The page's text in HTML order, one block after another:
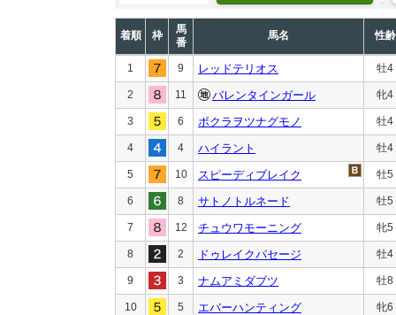
着順 枠
馬
番
馬名 性齢
1 9 レッドテリオス 牡4
2 11 バレンタインガール 牝4
3 6 ボクラヲツナグモノ 牡4
4 4 ハイラント 牡4
5 10 スピーディブレイク 牡5
6 8 サトノトルネード 牡5
7 12 チュウワモーニング 牝5
8 2 ドゥレイクパセージ 牡4
9 3 ナムアミダブツ 牡8
10 5 エバーハンティング 牝6